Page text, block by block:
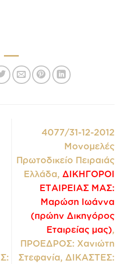
4077/31-12-2012
Μονομελές
Πρωτοδικείο Πειραιάς
Ελλάδα, ΔΙΚΗΓΟΡΟΙ
ΕΤΑΙΡΕΙΑΣ ΜΑΣ:
Μαρώση Ιωάννα
(πρώην Δικηγόρος
Εταιρείας μας)
ΠΡΟΕΔΡΟΣ: Χανιώτη
Στεφανία, ΔΙΚΑΣΤΕΣ: